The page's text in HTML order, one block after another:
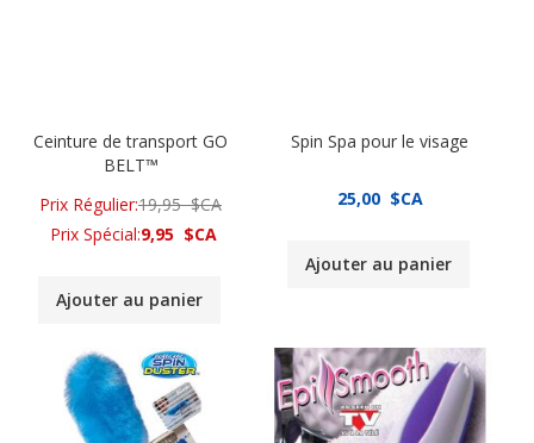
Ceinture de transport GO
BELT™
Prix Spécial 9,95 $CA
Prix Régulier19,95 $CA
Ajouter au panier
Spin Spa pour le visage
25,00 $CA
Ajouter au panier